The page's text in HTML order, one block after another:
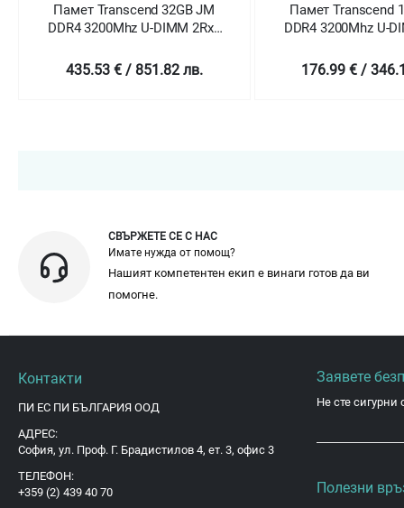
Памет Transcend 32GB JM
DDR4 3200Mhz U-DIMM 2Rx8
435.53 € / 851.82 лв.
Памет Transcend
DDR4 3200Mhz U-
176.99 € /
СВЪРЖЕТЕ СЕ С НАС
Имате нужда от помощ?
Нашият компетентен екип е винаги готов да ви
помогне.
Контакти
ПИ ЕС ПИ БЪЛГАРИЯ ООД
АДРЕС:
София, ул. Проф. Г. Брадистилов 4, ет. 3, офис 3
ТЕЛЕФОН:
+359 (2) 439 40 70
Заявете
Не сте сигурни
Полезни